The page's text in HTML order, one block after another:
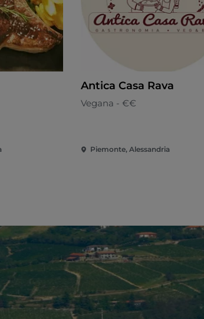
Antica Casa Rava
Vegana - €€
Piemonte, Alessandria